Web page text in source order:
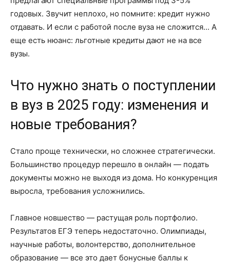
годовых. Звучит неплохо, но помните: кредит нужно
отдавать. И если с работой после вуза не сложится... А
еще есть нюанс: льготные кредиты дают не на все
вузы.
Что нужно знать о поступлении
в вуз в 2025 году: изменения и
новые требования?
Стало проще технически, но сложнее стратегически.
Большинство процедур перешло в онлайн — подать
документы можно не выходя из дома. Но конкуренция
выросла, требования усложнились.
Главное новшество — растущая роль портфолио.
Результатов ЕГЭ теперь недостаточно. Олимпиады,
научные работы, волонтерство, дополнительное
образование — все это дает бонусные баллы к